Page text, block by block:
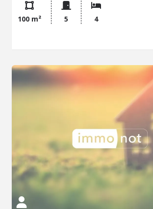
Parking en sous-sol.
100 m²
5 4